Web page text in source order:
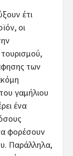
έτι
οι
των
γαμήλιου
ένα
φορέσουν
Παράλληλα,